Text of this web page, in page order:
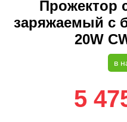
Прожектор
заряжаемый с
20W
в
5